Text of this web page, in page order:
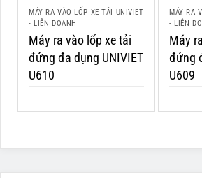
MÁY RA VÀO LỐP XE TẢI UNIVIET
- LIÊN DOANH
Máy ra vào lốp xe tải
đứng đa dụng UNIVIET
U610
MÁY RA
- LIÊN
Máy
đứng
U609